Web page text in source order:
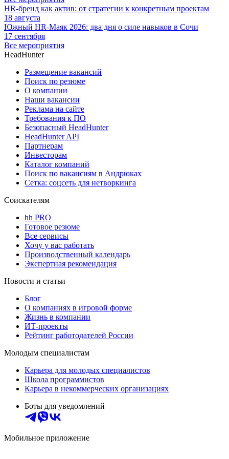
HR-бренд как актив: от стратегии к конкретным проектам
18 августа
Южный HR-Маяк 2026: два дня о силе навыков в Сочи
17 сентября
Все мероприятия
HeadHunter
Размещение вакансий
Поиск по резюме
О компании
Наши вакансии
Реклама на сайте
Требования к ПО
Безопасный HeadHunter
HeadHunter API
Партнерам
Инвесторам
Каталог компаний
Поиск по вакансиям в Андрюках
Сетка: соцсеть для нетворкинга
Соискателям
hh PRO
Готовое резюме
Все сервисы
Хочу у вас работать
Производственный календарь
Экспертная рекомендация
Новости и статьи
Блог
О компаниях в игровой форме
Жизнь в компании
ИТ-проекты
Рейтинг работодателей России
Молодым специалистам
Карьера для молодых специалистов
Школа программистов
Карьера в некоммерческих организациях
Боты для уведомлений
Мобильное приложение